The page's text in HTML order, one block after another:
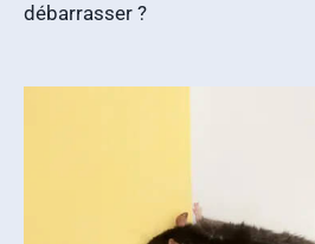
débarrasser ?